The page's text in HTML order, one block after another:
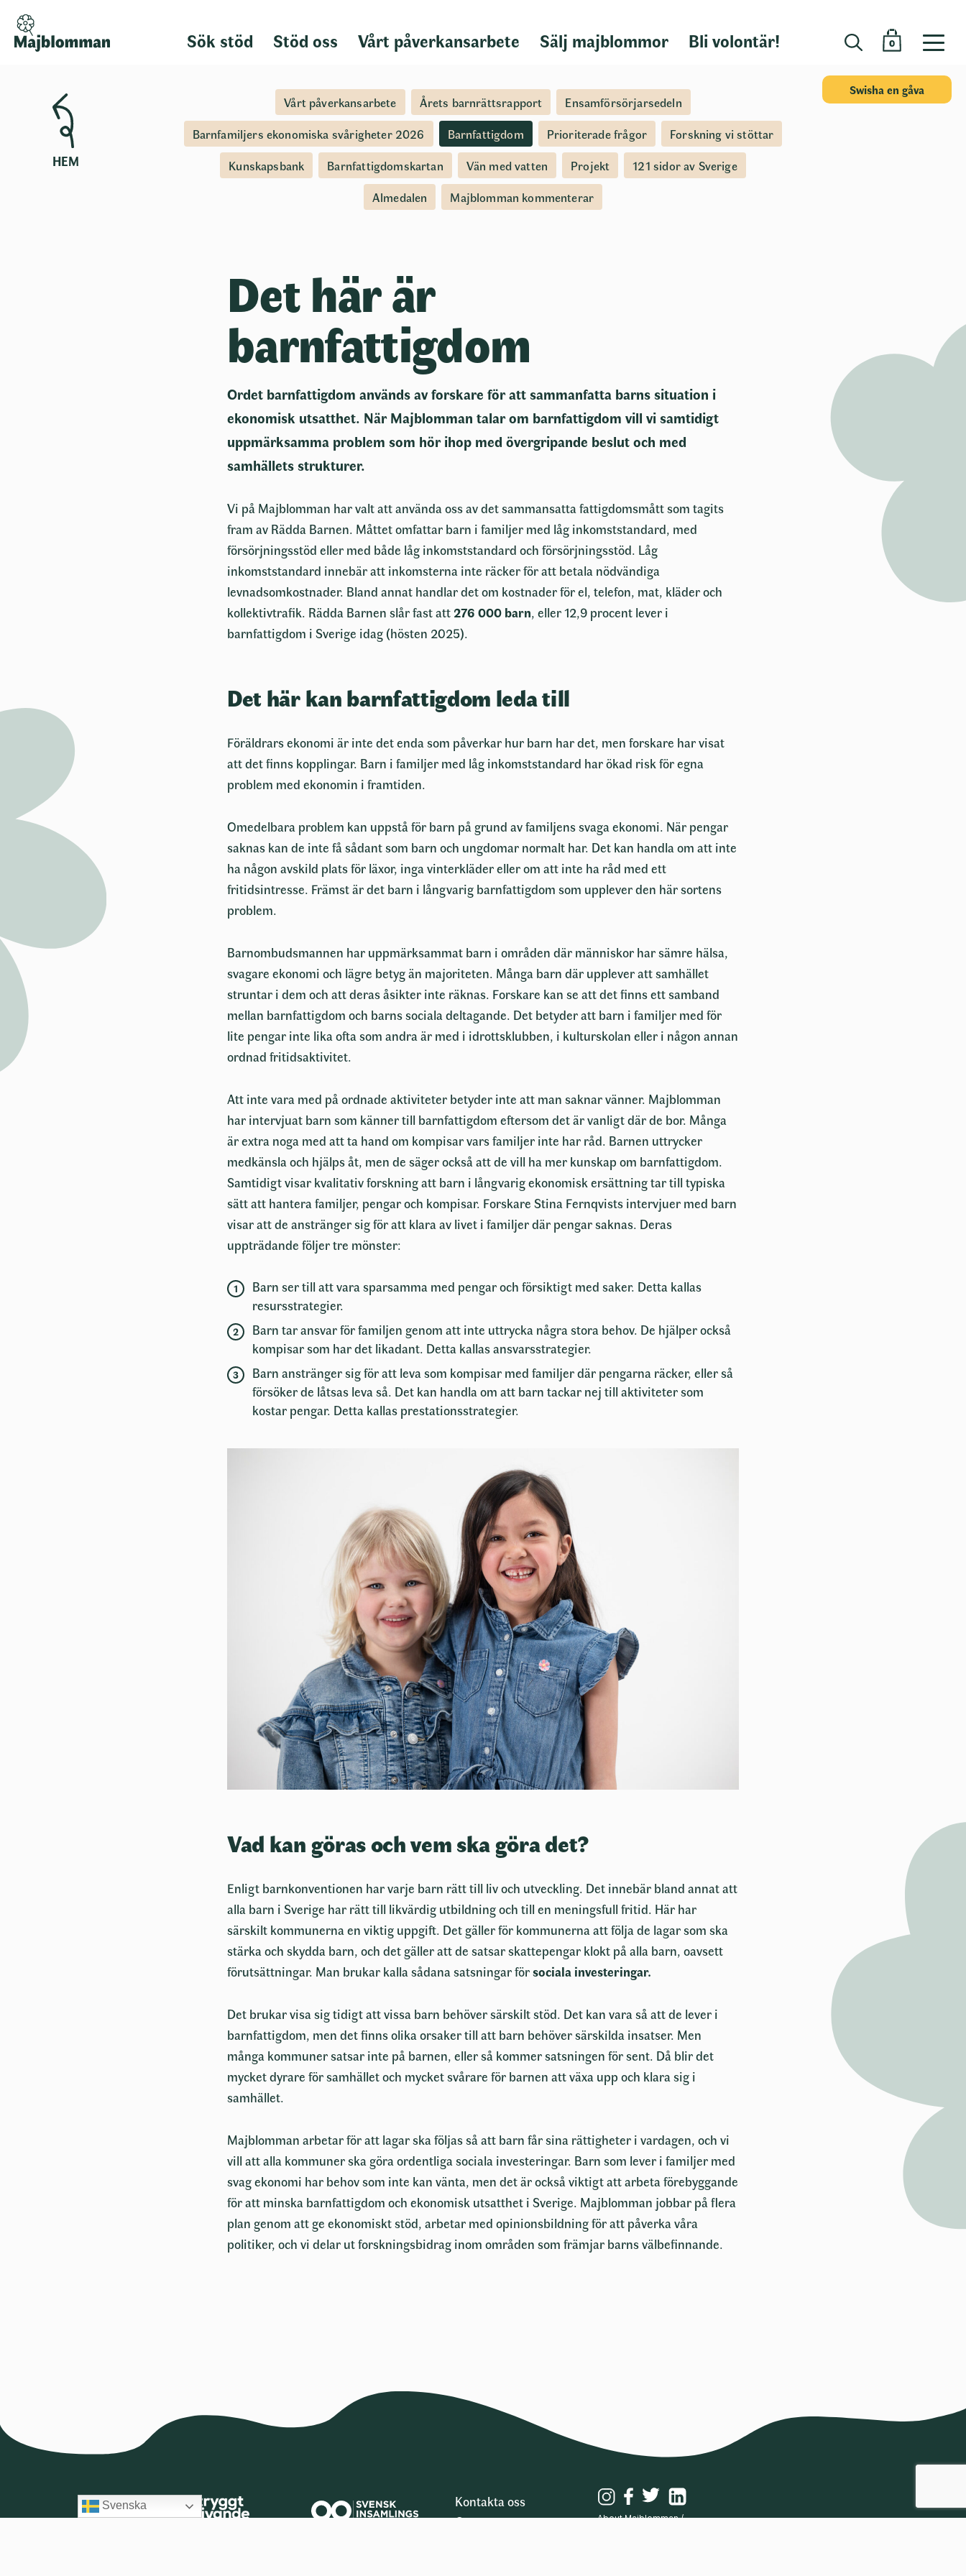
Sök stöd Stöd oss Vårt påverkansarbete Sälj majblommor Bli volontär! 0
Swisha en gåva
HEM
Vårt påverkansarbete Årets barnrättsrapport
Ensamförsörjarsedeln
Barnfamiljers ekonomiska svårigheter 2026
Barnfattigdom Prioriterade frågor
Forskning vi stöttar
Kunskapsbank
Barnfattigdomskartan Vän med vatten Projekt
121 sidor av Sverige
Almedalen
Majblomman kommenterar
Det här är
barnfattigdom
Ordet barnfattigdom används av forskare för att sammanfatta barns situation i
ekonomisk utsatthet. När Majblomman talar om barnfattigdom vill vi samtidigt
uppmärksamma problem som hör ihop med övergripande beslut och med
samhällets strukturer.
Vi på Majblomman har valt att använda oss av det sammansatta fattigdomsmått som tagits
fram av Rädda Barnen. Måttet omfattar barn i familjer med låg inkomststandard, med
försörjningsstöd eller med både låg inkomststandard och försörjningsstöd. Låg
inkomststandard innebär att inkomsterna inte räcker för att betala nödvändiga
levnadsomkostnader. Bland annat handlar det om kostnader för el, telefon, mat, kläder och
kollektivtrafik. Rädda Barnen slår fast att 276 000 barn, eller 12,9 procent lever i
barnfattigdom i Sverige idag (hösten 2025).
Det här kan barnfattigdom leda till
Föräldrars ekonomi är inte det enda som påverkar hur barn har det, men forskare har visat
att det finns kopplingar. Barn i familjer med låg inkomststandard har ökad risk för egna
problem med ekonomin i framtiden.
Omedelbara problem kan uppstå för barn på grund av familjens svaga ekonomi. När pengar
saknas kan de inte få sådant som barn och ungdomar normalt har. Det kan handla om att inte
ha någon avskild plats för läxor, inga vinterkläder eller om att inte ha råd med ett
fritidsintresse. Främst är det barn i långvarig barnfattigdom som upplever den här sortens
problem.
Barnombudsmannen har uppmärksammat barn i områden där människor har sämre hälsa,
svagare ekonomi och lägre betyg än majoriteten. Många barn där upplever att samhället
struntar i dem och att deras åsikter inte räknas. Forskare kan se att det finns ett samband
mellan barnfattigdom och barns sociala deltagande. Det betyder att barn i familjer med för
lite pengar inte lika ofta som andra är med i idrottsklubben, i kulturskolan eller i någon annan
ordnad fritidsaktivitet.
Att inte vara med på ordnade aktiviteter betyder inte att man saknar vänner. Majblomman
har intervjuat barn som känner till barnfattigdom eftersom det är vanligt där de bor. Många
är extra noga med att ta hand om kompisar vars familjer inte har råd. Barnen uttrycker
medkänsla och hjälps åt, men de säger också att de vill ha mer kunskap om barnfattigdom.
Samtidigt visar kvalitativ forskning att barn i långvarig ekonomisk ersättning tar till typiska
sätt att hantera familjer, pengar och kompisar. Forskare Stina Fernqvists intervjuer med barn
visar att de anstränger sig för att klara av livet i familjer där pengar saknas. Deras
uppträdande följer tre mönster:
Barn ser till att vara sparsamma med pengar och försiktigt med saker. Detta kallas
resursstrategier.
Barn tar ansvar för familjen genom att inte uttrycka några stora behov. De hjälper också
kompisar som har det likadant. Detta kallas ansvarsstrategier.
Barn anstränger sig för att leva som kompisar med familjer där pengarna räcker, eller så
försöker de låtsas leva så. Det kan handla om att barn tackar nej till aktiviteter som
kostar pengar. Detta kallas prestationsstrategier.
Vad kan göras och vem ska göra det?
Enligt barnkonventionen har varje barn rätt till liv och utveckling. Det innebär bland annat att
alla barn i Sverige har rätt till likvärdig utbildning och till en meningsfull fritid. Här har
särskilt kommunerna en viktig uppgift. Det gäller för kommunerna att följa de lagar som ska
stärka och skydda barn, och det gäller att de satsar skattepengar klokt på alla barn, oavsett
förutsättningar. Man brukar kalla sådana satsningar försociala investeringar.
Det brukar visa sig tidigt att vissa barn behöver särskilt stöd. Det kan vara så att de lever i
barnfattigdom, men det finns olika orsaker till att barn behöver särskilda insatser. Men
många kommuner satsar inte på barnen, eller så kommer satsningen för sent. Då blir det
mycket dyrare för samhället och mycket svårare för barnen att växa upp och klara sig i
samhället.
Majblomman arbetar för att lagar ska följas så att barn får sina rättigheter i vardagen, och vi
vill att alla kommuner ska göra ordentliga sociala investeringar. Barn som lever i familjer med
svag ekonomi har behov som inte kan vänta, men det är också viktigt att arbeta förebyggande
för att minska barnfattigdom och ekonomisk utsatthet i Sverige. Majblomman jobbar på flera
plan genom att ge ekonomiskt stöd, arbetar med opinionsbildning för att påverka våra
politiker, och vi delar ut forskningsbidrag inom områden som främjar barns välbefinnande.
Kontakta oss
Om oss
About Majblomman/
Svenska